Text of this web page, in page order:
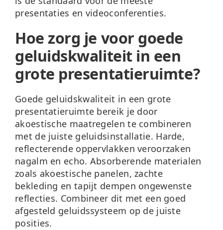
presentaties en videoconferenties.
Hoe zorg je voor goede
geluidskwaliteit in een
grote presentatieruimte?
Goede geluidskwaliteit in een grote
presentatieruimte bereik je door
akoestische maatregelen te combineren
met de juiste geluidsinstallatie. Harde,
reflecterende oppervlakken veroorzaken
nagalm en echo. Absorberende materialen
zoals akoestische panelen, zachte
bekleding en tapijt dempen ongewenste
reflecties. Combineer dit met een goed
afgesteld geluidssysteem op de juiste
posities.